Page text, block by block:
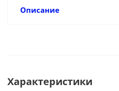
Описание
Характеристики